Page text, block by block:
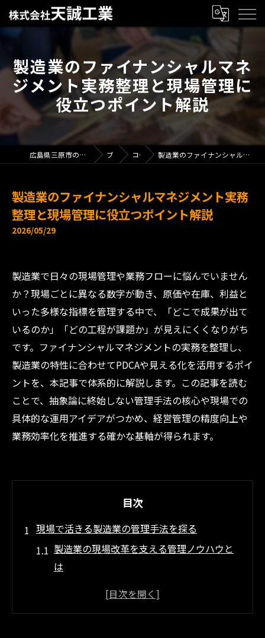
製造業のファイナンシャルマネ
ジメント実務整理と現場管理に
役立つポイント解説
広島県三原市の製造業で求人なら株式会社天誠工業 ブログ コラム 製造業のファイナンシャルマネジメント実務整理と現場管理に役立つポイント解説
製造業のファイナンシャルマネジメント実務
整理と現場管理に役立つポイント解説
2026/05/29
製造業で日々の現場管理や業務フローに悩んでいません
か？現場ごとに異なる数字が動き、原価や在庫、利益と
いった多様な指標を管理する中で、「どこで成果が出て
いるのか」「どの工程が課題か」が見えにくくなりがち
です。ファイナンシャルマネジメントの実務を整理し、
製造業の特性に合わせてPDCAや見える化を活用するポイ
ントを、本記事で体系的に解説します。この記事を読む
ことで、抽象論に終始しない管理手法の核心や現場での
具体的な運用アイデアがつかめ、経営管理の精度向上や
業務効率化を推進する確かな基軸が得られます。
目次
現場で活きる製造業の管理手法を探る
製造業の現場改革を支える管理ノウハウと
は
現場管理で成果を出す製造業の実践例